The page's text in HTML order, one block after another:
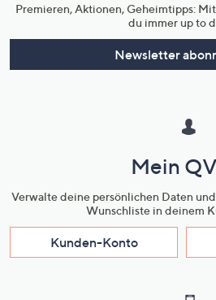
Premieren, Aktionen, Geheimtipps:
du immer up to
Newsletter
Mein
Verwalte deine persönlichen Daten
Wunschliste in deinem
Kunden-Konto